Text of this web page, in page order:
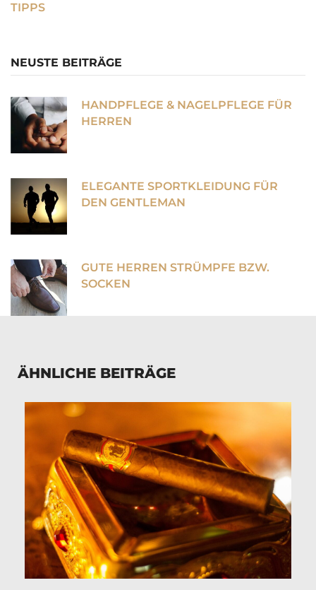
TIPPS
NEUSTE BEITRÄGE
HANDPFLEGE & NAGELPFLEGE FÜR
HERREN
ELEGANTE SPORTKLEIDUNG FÜR
DEN GENTLEMAN
GUTE HERREN STRÜMPFE BZW.
SOCKEN
ÄHNLICHE BEITRÄGE